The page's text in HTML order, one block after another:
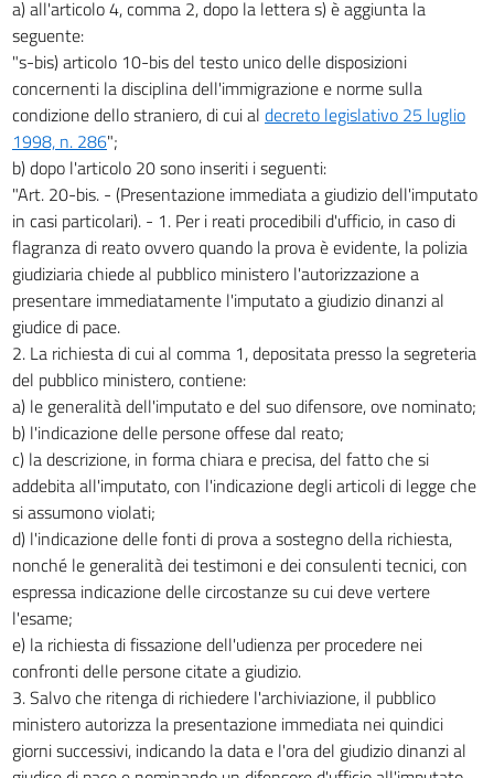
a) all'articolo 4, comma 2, dopo la lettera s) è aggiunta la
seguente:
"s-bis) articolo 10-bis del testo unico delle disposizioni
concernenti la disciplina dell'immigrazione e norme sulla
condizione dello straniero, di cui al decreto legislativo 25 luglio
1998, n. 286";
b) dopo l'articolo 20 sono inseriti i seguenti:
"Art. 20-bis. - (Presentazione immediata a giudizio dell'imputato
in casi particolari). - 1. Per i reati procedibili d'ufficio, in caso di
flagranza di reato ovvero quando la prova è evidente, la polizia
giudiziaria chiede al pubblico ministero l'autorizzazione a
presentare immediatamente l'imputato a giudizio dinanzi al
giudice di pace.
2. La richiesta di cui al comma 1, depositata presso la segreteria
del pubblico ministero, contiene:
a) le generalità dell'imputato e del suo difensore, ove nominato;
b) l'indicazione delle persone offese dal reato;
c) la descrizione, in forma chiara e precisa, del fatto che si
addebita all'imputato, con l'indicazione degli articoli di legge che
si assumono violati;
d) l'indicazione delle fonti di prova a sostegno della richiesta,
nonché le generalità dei testimoni e dei consulenti tecnici, con
espressa indicazione delle circostanze su cui deve vertere
l'esame;
e) la richiesta di fissazione dell'udienza per procedere nei
confronti delle persone citate a giudizio.
3. Salvo che ritenga di richiedere l'archiviazione, il pubblico
ministero autorizza la presentazione immediata nei quindici
giorni successivi, indicando la data e l'ora del giudizio dinanzi al